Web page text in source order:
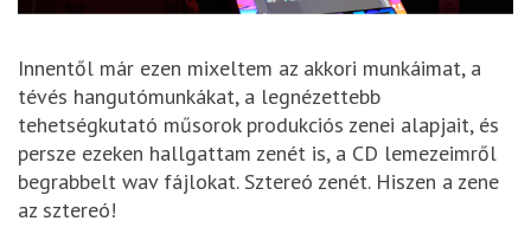
Innentől már ezen mixeltem az akkori munkáimat, a
tévés hangutómunkákat, a legnézettebb
tehetségkutató műsorok produkciós zenei alapjait, és
persze ezeken hallgattam zenét is, a CD lemezeimről
begrabbelt wav fájlokat. Sztereó zenét. Hiszen a zene
az sztereó!